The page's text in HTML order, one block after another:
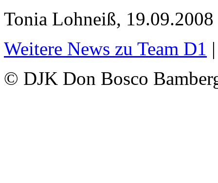
Tonia Lohneiß, 19.09.2008
Weitere News zu Team D1
© DJK Don Bosco